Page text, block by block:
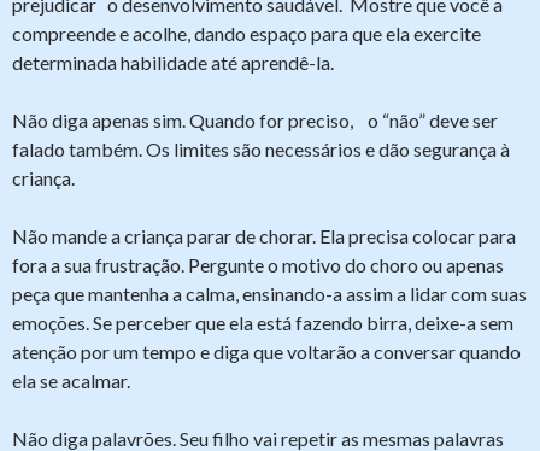
compreende e acolhe, dando espaço para que ela exercite
determinada habilidade até aprendê-la.
Não diga apenas sim. Quando for preciso, o “não” deve ser
falado também. Os limites são necessários e dão segurança à
criança.
Não mande a criança parar de chorar. Ela precisa colocar para
fora a sua frustração. Pergunte o motivo do choro ou apenas
peça que mantenha a calma, ensinando-a assim a lidar com suas
emoções. Se perceber que ela está fazendo birra, deixe-a sem
atenção por um tempo e diga que voltarão a conversar quando
ela se acalmar.
Não diga palavrões. Seu filho vai repetir as mesmas palavras